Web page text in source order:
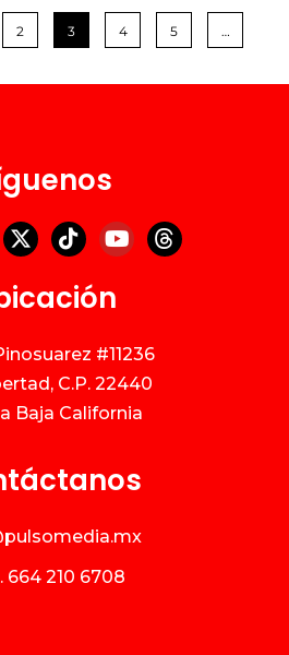
2 3 4 5 …
#11236
C.P. 22440
Baja California
664 210 6708